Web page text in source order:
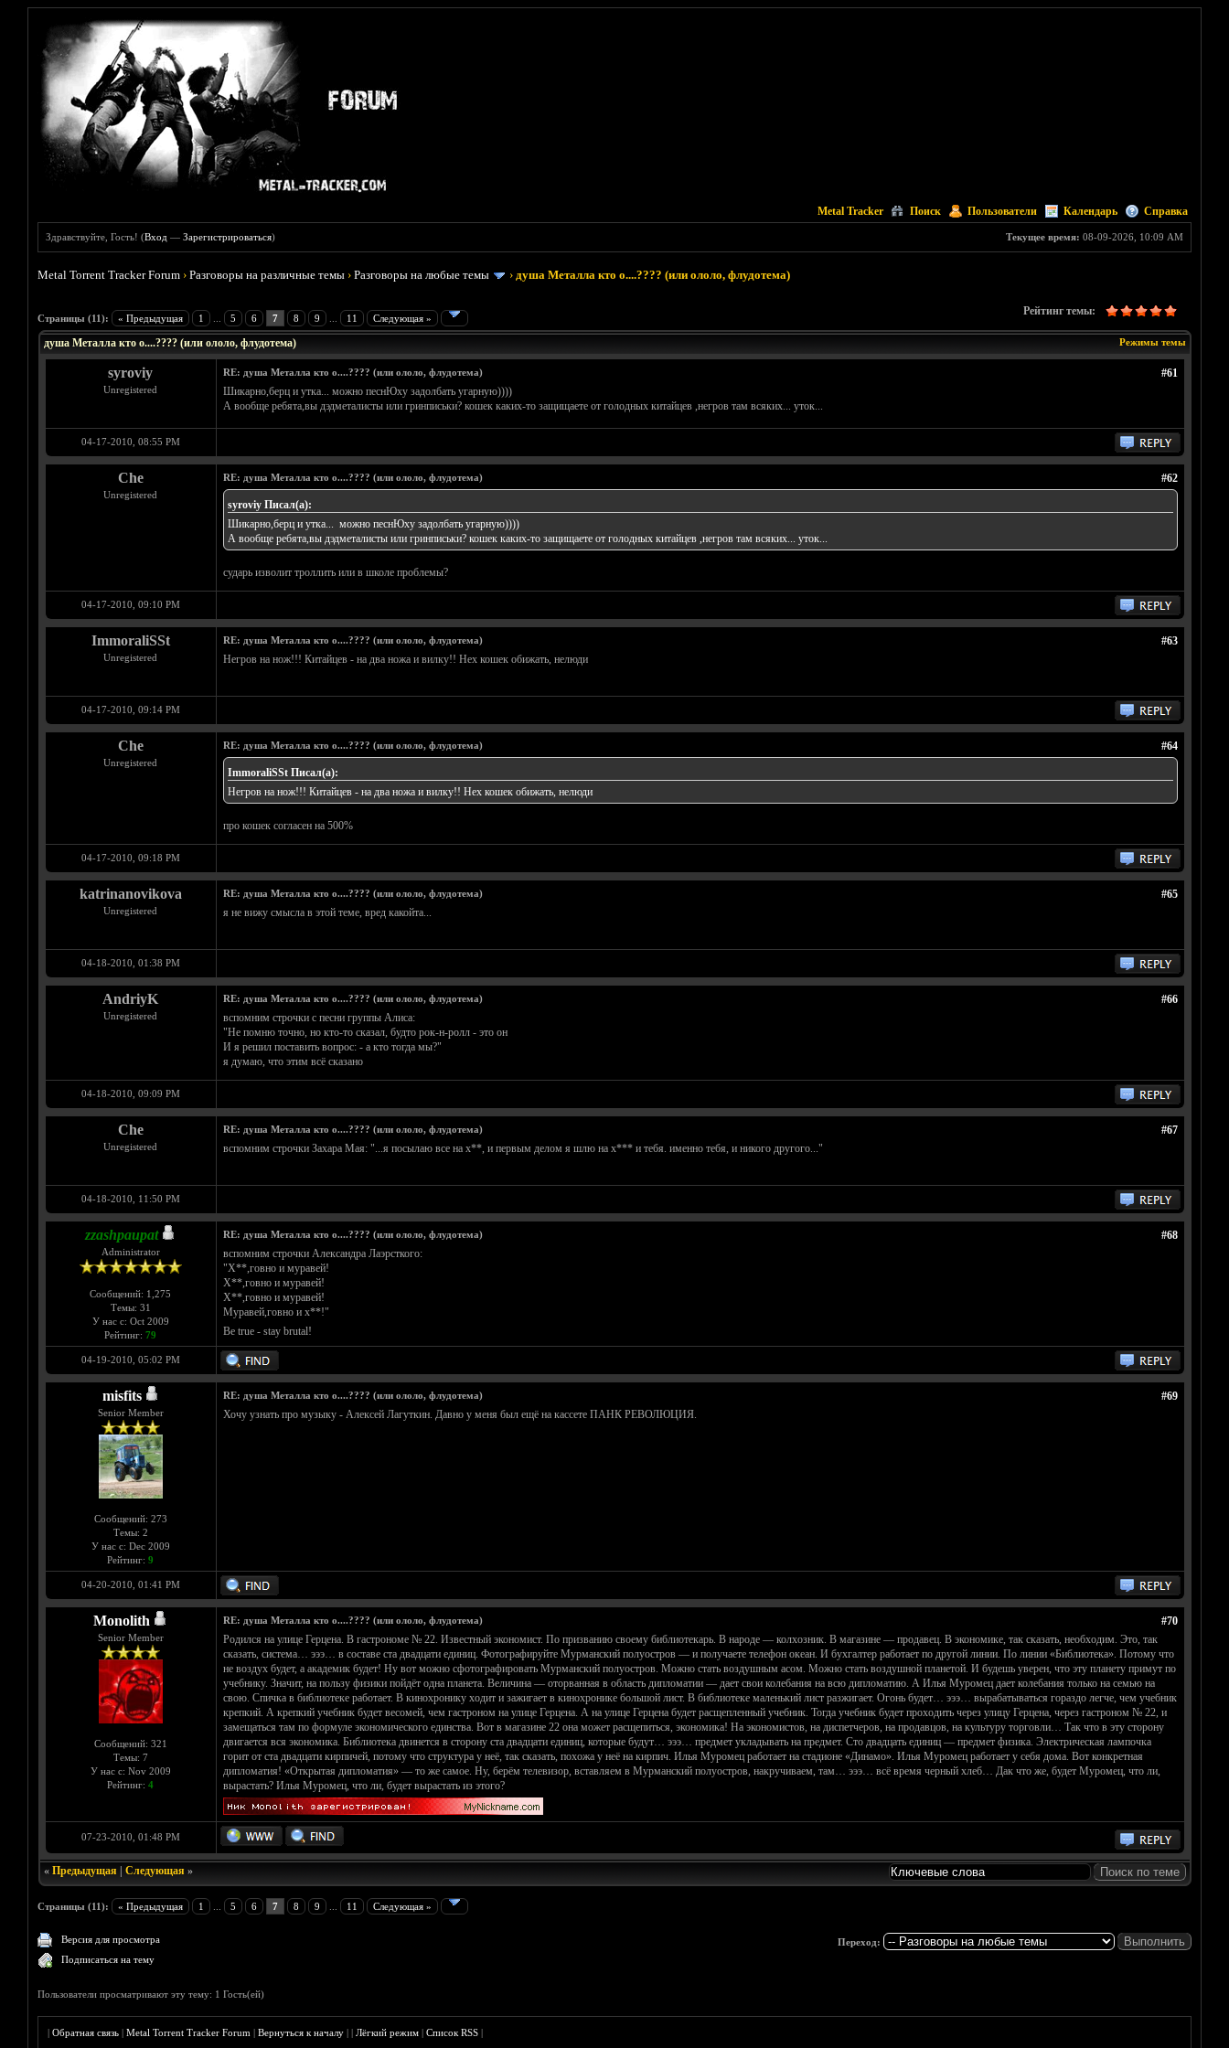
Metal Tracker Поиск Пользователи Календарь Справка
Текущее время: 08-09-2026, 10:09 AM
Здравствуйте, Гость! (Вход —Зарегистрироваться)
Metal Torrent Tracker Forum ›Разговоры на различные темы ›Разговоры на любые темы ›душа Металла кто о....???? (или ололо, флудотема)
Страницы (11): « Предыдущая 1 5 6 7 8 9 11 Следующая »
Рейтинг темы:
Голосов: 1 - Средняя оценка: 5
12345
Режимы темы
душа Металла кто о....???? (или ололо, флудотема)
syroviy
Unregistered
#61
RE: душа Металла кто о....???? (или ололо, флудотема)
Шикарно,берц и утка... можно песнЮху задолбать угарную))))
А вообще ребята,вы дэдметалисты или гринписьки? кошек каких-то защищаете от голодных китайцев ,негров там всяких... уток...
04-17-2010, 08:55 PM
Che
Unregistered
#62
RE: душа Металла кто о....???? (или ололо, флудотема)
syroviy Писал(а):
Шикарно,берц и утка... можно песнЮху задолбать угарную))))
А вообще ребята,вы дэдметалисты или гринписьки? кошек каких-то защищаете от голодных китайцев ,негров там всяких... уток...
сударь изволит троллить или в школе проблемы?
04-17-2010, 09:10 PM
ImmoraliSSt
Unregistered
#63
RE: душа Металла кто о....???? (или ололо, флудотема)
Негров на нож!!! Китайцев - на два ножа и вилку!! Нех кошек обижать, нелюди
04-17-2010, 09:14 PM
Che
Unregistered
#64
RE: душа Металла кто о....???? (или ололо, флудотема)
ImmoraliSSt Писал(а):
Негров на нож!!! Китайцев - на два ножа и вилку!! Нех кошек обижать, нелюди
про кошек согласен на 500%
04-17-2010, 09:18 PM
katrinanovikova
Unregistered
#65
RE: душа Металла кто о....???? (или ололо, флудотема)
я не вижу смысла в этой теме, вред какойта...
04-18-2010, 01:38 PM
AndriyK
Unregistered
#66
RE: душа Металла кто о....???? (или ололо, флудотема)
вспомним строчки с песни группы Алиса:
"Не помню точно, но кто-то сказал, будто рок-н-ролл - это он
И я решил поставить вопрос: - а кто тогда мы?"
я думаю, что этим всё сказано
04-18-2010, 09:09 PM
Che
Unregistered
#67
RE: душа Металла кто о....???? (или ололо, флудотема)
вспомним строчки Захара Мая: "...я посылаю все на х**, и первым делом я шлю на х*** и тебя. именно тебя, и никого другого..."
04-18-2010, 11:50 PM
zzashpaupat
Administrator
Сообщений: 1,275
Темы: 31
У нас с: Oct 2009
Рейтинг: 79
#68
RE: душа Металла кто о....???? (или ололо, флудотема)
вспомним строчки Александра Лаэрсткого:
"Х**,говно и муравей!
Х**,говно и муравей!
Х**,говно и муравей!
Муравей,говно и х**!"
Be true - stay brutal!
04-19-2010, 05:02 PM
misfits
Senior Member
Сообщений: 273
Темы: 2
У нас с: Dec 2009
Рейтинг: 9
#69
RE: душа Металла кто о....???? (или ололо, флудотема)
Хочу узнать про музыку - Алексей Лагуткин. Давно у меня был ещё на кассете ПАНК РЕВОЛЮЦИЯ.
04-20-2010, 01:41 PM
Monolith
Senior Member
Сообщений: 321
Темы: 7
У нас с: Nov 2009
Рейтинг: 4
#70
RE: душа Металла кто о....???? (или ололо, флудотема)
Родился на улице Герцена. В гастрономе № 22. Известный экономист. По призванию своему библиотекарь. В народе — колхозник. В магазине — продавец. В экономике, так сказать, необходим. Это, так
сказать, система… эээ… в составе ста двадцати единиц. Фотографируйте Мурманский полуостров — и получаете телефон океан. И бухгалтер работает по другой линии. По линии «Библиотека». Потому что
не воздух будет, а академик будет! Ну вот можно сфотографировать Мурманский полуостров. Можно стать воздушным асом. Можно стать воздушной планетой. И будешь уверен, что эту планету примут по
учебнику. Значит, на пользу физики пойдёт одна планета. Величина — оторванная в область дипломатии — дает свои колебания на всю дипломатию. А Илья Муромец дает колебания только на семью на
свою. Спичка в библиотеке работает. В кинохронику ходит и зажигает в кинохронике большой лист. В библиотеке маленький лист разжигает. Огонь будет… эээ… вырабатываться гораздо легче, чем учебник
крепкий. А крепкий учебник будет весомей, чем гастроном на улице Герцена. А на улице Герцена будет расщепленный учебник. Тогда учебник будет проходить через улицу Герцена, через гастроном № 22, и
замещаться там по формуле экономического единства. Вот в магазине 22 она может расщепиться, экономика! На экономистов, на диспетчеров, на продавцов, на культуру торговли… Так что в эту сторону
двигается вся экономика. Библиотека двинется в сторону ста двадцати единиц, которые будут… эээ… предмет укладывать на предмет. Сто двадцать единиц — предмет физика. Электрическая лампочка
горит от ста двадцати кирпичей, потому что структура у неё, так сказать, похожа у неё на кирпич. Илья Муромец работает на стадионе «Динамо». Илья Муромец работает у себя дома. Вот конкретная
дипломатия! «Открытая дипломатия» — то же самое. Ну, берём телевизор, вставляем в Мурманский полуостров, накручиваем, там… эээ… всё время черный хлеб… Дак что же, будет Муромец, что ли,
вырастать? Илья Муромец, что ли, будет вырастать из этого?
07-23-2010, 01:48 PM
« Предыдущая| Следующая»
Страницы (11): « Предыдущая 1 5 6 7 8 9 11 Следующая »
Версия для просмотра
Подписаться на тему
Переход:
Пользователи просматривают эту тему: 1 Гость(ей)
|Обратная связь |Metal Torrent Tracker Forum |Вернуться к началу ||Лёгкий режим |Список RSS |